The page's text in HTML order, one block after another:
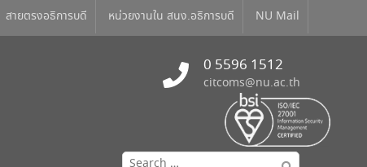
สายตรงอธิการบดี หน่วยงานใน สนง.อธิการบดี NU Mail
0 5596 1512
citcoms@nu.ac.th